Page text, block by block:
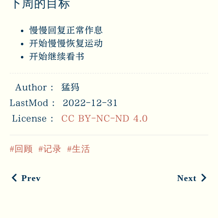
下周的目标
慢慢回复正常作息
开始慢慢恢复运动
开始继续看书
Author
猛犸
LastMod
2022-12-31
License
CC BY-NC-ND 4.0
回顾 记录 生活
Prev Next